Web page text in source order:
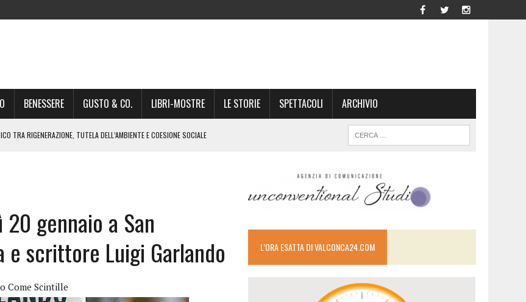
BENESSERE GUSTO & CO. LIBRI-MOSTRE LE STORIE SPETTACOLI ARCHIVIO
TRA RIGENERAZIONE, TUTELA DELL’AMBIENTE E COESIONE SOCIALE
SOMMELIER DEL CALABRESE “QAFIZ”
RITORNO. L’OPERA DI KIROLES BOSHRA È VITA VERA
DI STAGIONE TEATRALE CON CLAUDIO MORICI SABATO 20
MATTEOTTI: “VITTIMA DELLA FURIA FASCISTA”
REGIONE: TRE POSTI D’ONORE TOCCANO ALLA VALCONCA
gennaio a San
scrittore Luigi Garlando
Come Scintille
L’ORA ESATTA DI VALCONCA24.COM